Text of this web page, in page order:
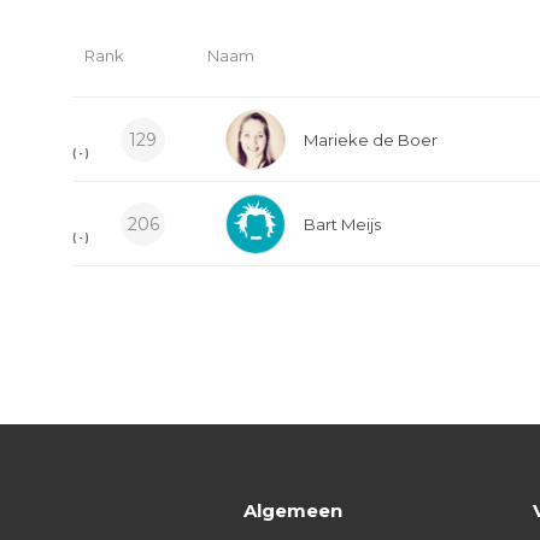
Rank Naam
( - )
129 Marieke de Boer
( - )
206 Bart Meijs
Algemeen